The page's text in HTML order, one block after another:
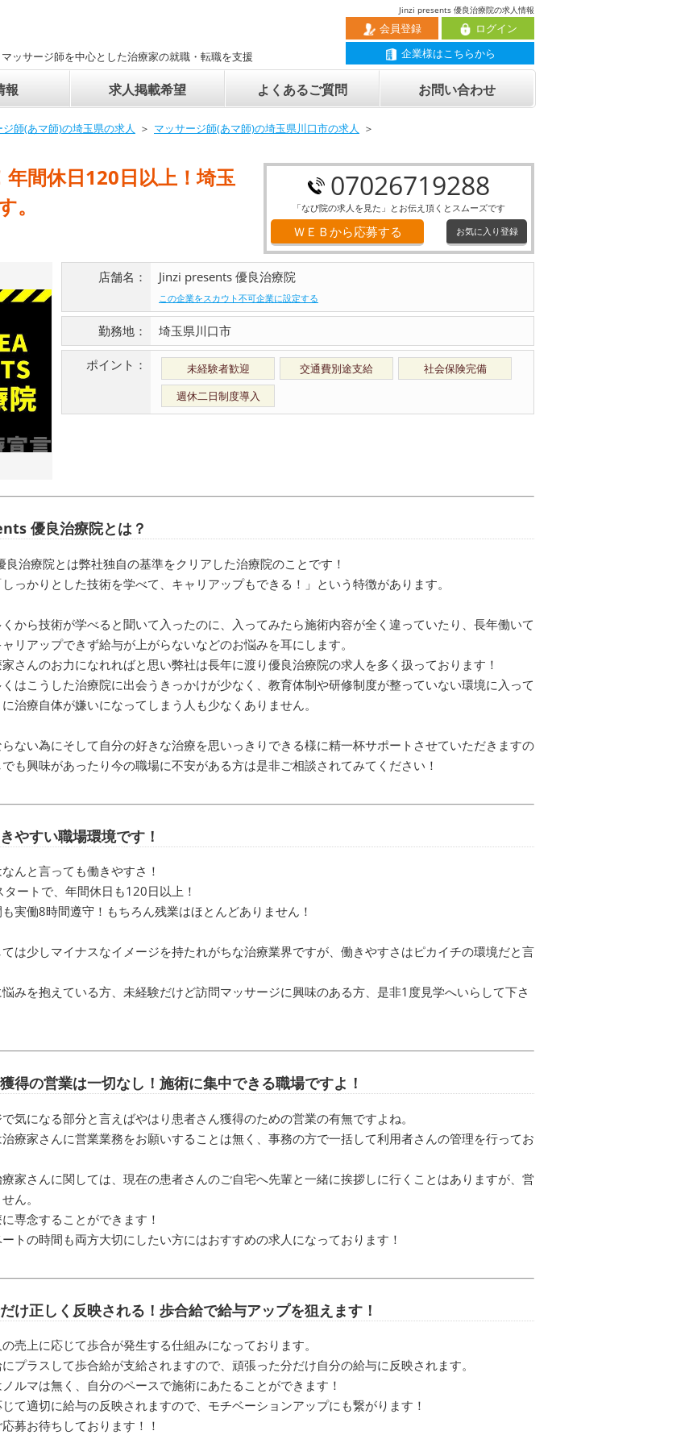
Jinzi presents 優良治療院の求人情報
ッサージ師を中心とした治療家の就職・転職を支援
ログイン
会員登録
企業様はこちらから
報 求人掲載希望 よくあるご質問 お問い合わせ
ジ師(あマ師)の埼玉県の求人
マッサージ師(あマ師)の埼玉県川口市の求人
07026719288
「なび院の求人を見た」とお伝え頂くとスムーズです
ＷＥＢから応募する お気に入り登録
間休日120日以上！埼玉
。
店舗名： Jinzi presents 優良治療院
この企業をスカウト不可企業に設定する
勤務地： 埼玉県川口市
ポイント： 未経験者歓迎 交通費別途支給
社会保険完備
週休二日制度導入
優良治療院とは？
良治療院とは弊社独自の基準をクリアした治療院のことです！
っかりとした技術を学べて、キャリアップもできる！」という特徴があります。
から技術が学べると聞いて入ったのに、入ってみたら施術内容が全く違っていたり、長年働いて
リアップできず給与が上がらないなどのお悩みを耳にします。
さんのお力になれればと思い弊社は長年に渡り優良治療院の求人を多く扱っております！
はこうした治療院に出会うきっかけが少なく、教育体制や研修制度が整っていない環境に入って
治療自体が嫌いになってしまう人も少なくありません。
ない為にそして自分の好きな治療を思いっきりできる様に精一杯サポートさせていただきますの
も興味があったり今の職場に不安がある方は是非ご相談されてみてください！
やすい職場環境です！
んと言っても働きやすさ！
ートで、年間休日も120日以上！
実働8時間遵守！もちろん残業はほとんどありません！
は少しマイナスなイメージを持たれがちな治療業界ですが、働きやすさはピカイチの環境だと言
みを抱えている方、未経験だけど訪問マッサージに興味のある方、是非1度見学へいらして下さ
得の営業は一切なし！施術に集中できる職場ですよ！
気になる部分と言えばやはり患者さん獲得のための営業の有無ですよね。
療家さんに営業業務をお願いすることは無く、事務の方で一括して利用者さんの管理を行ってお
家さんに関しては、現在の患者さんのご自宅へ先輩と一緒に挨拶しに行くことはありますが、営
ん。
専念することができます！
トの時間も両方大切にしたい方にはおすすめの求人になっております！
け正しく反映される！歩合給で給与アップを狙えます！
売上に応じて歩合が発生する仕組みになっております。
プラスして歩合給が支給されますので、頑張った分だけ自分の給与に反映されます。
ルマは無く、自分のペースで施術にあたることができます！
て適切に給与の反映されますので、モチベーションアップにも繋がります！
募お待ちしております！！